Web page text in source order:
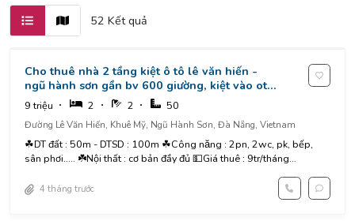
52 Kết quả
Cho thuê nhà 2 tầng kiệt ô tô lê văn hiến -
ngũ hành sơn gần bv 600 giường, kiệt vào oto
7m gần đường chính
9 triệu 2 2 50
Đường Lê Văn Hiến, Khuê Mỹ, Ngũ Hành Sơn, Đà Nẵng, Vietnam
☘DT đất : 50m - DTSD : 100m ☘Công năng : 2pn, 2wc, pk, bếp,
sân phơi..... ☘️Nội thất : cơ bản đầy đủ 💵Giá thuê : 9tr/tháng...
4 tháng trước